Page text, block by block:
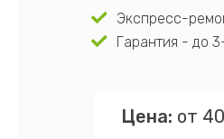
Экспресс-
Гарантия - до
Цена: от